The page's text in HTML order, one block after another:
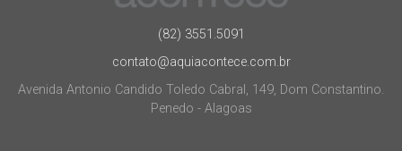
(82) 3551.5091
contato@aquiacontece.com.br
Avenida Antonio Candido Toledo Cabral, 149, Dom Constantino.
Penedo - Alagoas